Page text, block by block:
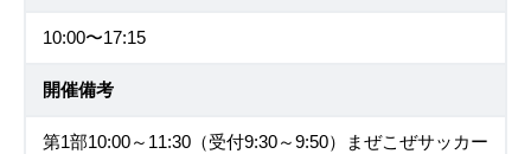
10:00〜17:15
開催備考
第1部10:00～11:30（受付9:30～9:50）まぜこぜサッカー